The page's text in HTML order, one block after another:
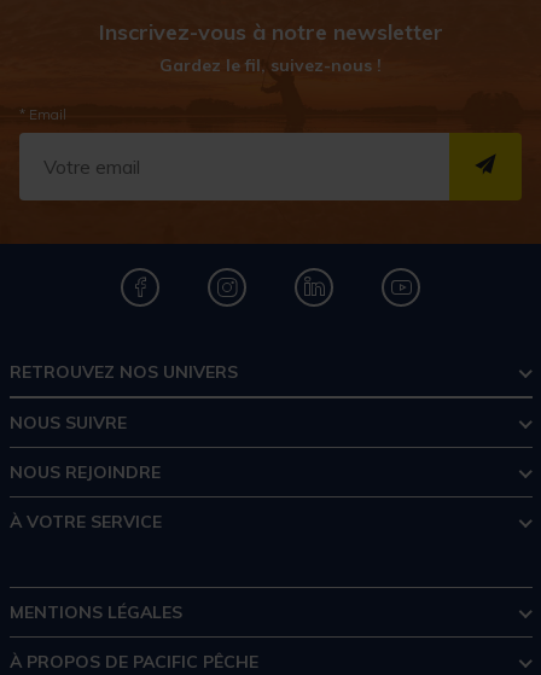
Inscrivez-vous à notre newsletter
Gardez le fil, suivez-nous !
* Email
RETROUVEZ NOS UNIVERS
NOUS SUIVRE
NOUS REJOINDRE
À VOTRE SERVICE
MENTIONS LÉGALES
À PROPOS DE PACIFIC PÊCHE